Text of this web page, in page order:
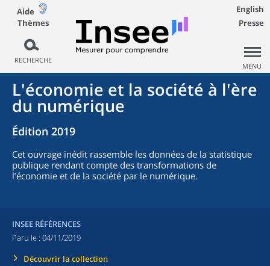
Aide
Thèmes
RECHERCHE
English
Presse
MENU
L'économie et la société à l'ère
du numérique
Édition 2019
Cet ouvrage inédit rassemble les données de la statistique
publique rendant compte des transformations de
l’économie et de la société par le numérique.
INSEE RÉFÉRENCES
Paru le : 04/11/2019
Découvrir la collection